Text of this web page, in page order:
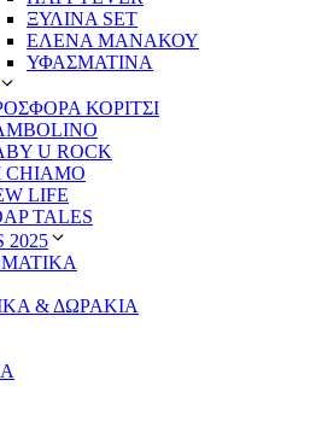
ΞΥΛΙΝΑ SET
ΕΛΕΝΑ ΜΑΝΑΚΟΥ
ΥΦΑΣΜΑΤΙΝΑ
ΚΟΡΙΤΣΙ
U ROCK
CHIAMO
LIFE
TALES
2025
& ΔΩΡΑΚΙΑ